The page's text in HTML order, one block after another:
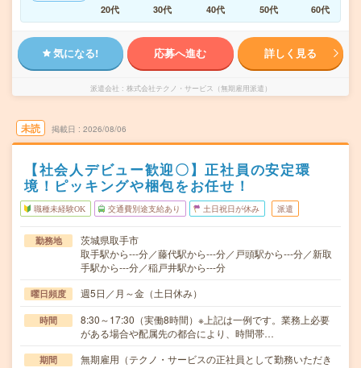
20代
30代 40代 50代 60代
気になる! 応募へ進む 詳しく見る
派遣会社 株式会社テクノ・サービス（無期雇用派遣）
未読 掲載日 2026/08/06
【社会人デビュー歓迎〇】正社員の安定環
境！ピッキングや梱包をお任せ！
職種未経験OK 交通費別途支給あり 土日祝日が休み 派遣
勤務地
茨城県取手市
取手駅から---分／藤代駅から---分／戸頭駅から---分／新取
手駅から---分／稲戸井駅から---分
曜日頻度 週5日／月～金（土日休み）
時間
8:30～17:30（実働8時間）※上記は一例です。業務上必要
がある場合や配属先の都合により、時間帯…
期間
無期雇用（テクノ・サービスの正社員として勤務いただき